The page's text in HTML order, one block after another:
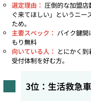
選定理由： 圧倒的な加盟
ぐ来てほしい」というニー
ため。
主要スペック： バイク鍵開
もり無料
向いている人： とにかく
受付体制を好む方。
3位：生活救急車